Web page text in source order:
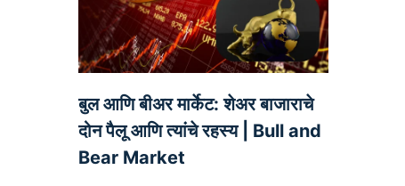
बुल आणि बीअर मार्केट: शेअर बाजाराचे
दोन पैलू आणि त्यांचे रहस्य | Bull and
Bear Market